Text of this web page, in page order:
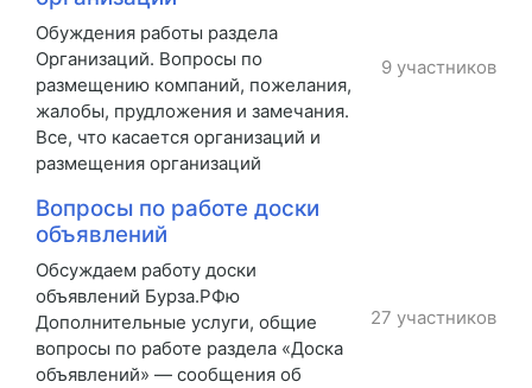
Обуждения работы раздела
Организаций. Вопросы по
размещению компаний, пожелания,
жалобы, прудложения и замечания.
Все, что касается организаций и
размещения организаций
9 участников
Вопросы по работе доски
объявлений
Обсуждаем работу доски
объявлений Бурза.РФю
Дополнительные услуги, общие
вопросы по работе раздела «Доска
объявлений» — сообщения об
27 участников